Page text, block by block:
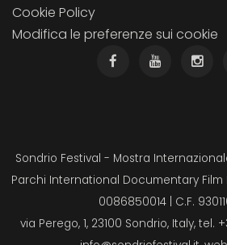
Cookie Policy
Modifica le preferenze sui cookie
Sondrio Festival - Mostra
Parchi International Documentary Film
0086850014 | C.F.
via Perego, 1, 23100 Sondrio, Italy, tel.